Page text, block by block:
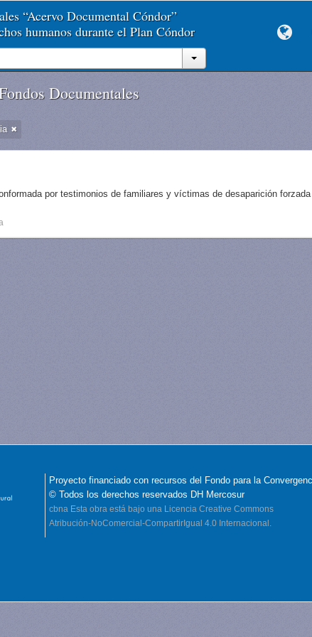
“Acervo Documental Cóndor”
humanos durante el Plan Cóndor
Documentales
por testimonios de familiares y víctimas de desaparición
Proyecto financiado con recursos del Fondo para la
© Todos los derechos reservados DH Mercosur
cbna Esta obra está bajo una Licencia Creative Commons
Atribución-NoComercial-CompartirIgual 4.0 Internacional.